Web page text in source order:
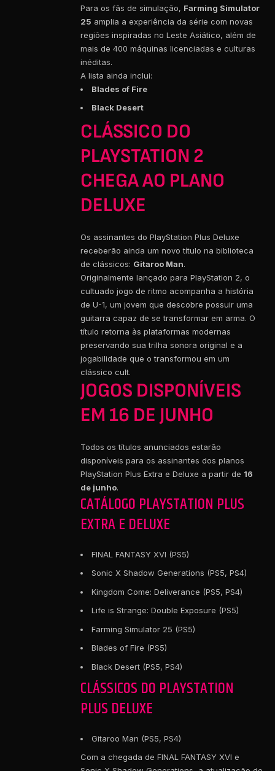
Para os fãs de simulação, Farming Simulator
25 amplia a experiência da série com novas
regiões inspiradas no Leste Asiático, além de
mais de 400 máquinas licenciadas e culturas
inéditas.
A lista ainda inclui:
Blades of Fire
Black Desert
CLÁSSICO DO
PLAYSTATION 2
CHEGA AO PLANO
DELUXE
Os assinantes do PlayStation Plus Deluxe
receberão ainda um novo título na biblioteca
de clássicos: Gitaroo Man.
Originalmente lançado para PlayStation 2, o
cultuado jogo de ritmo acompanha a história
de U-1, um jovem que descobre possuir uma
guitarra capaz de se transformar em arma. O
título retorna às plataformas modernas
preservando sua trilha sonora original e a
jogabilidade que o transformou em um
clássico cult.
JOGOS DISPONÍVEIS
EM 16 DE JUNHO
Todos os títulos anunciados estarão
disponíveis para os assinantes dos planos
PlayStation Plus Extra e Deluxe a partir de 16
de junho.
CATÁLOGO PLAYSTATION PLUS
EXTRA E DELUXE
FINAL FANTASY XVI (PS5)
Sonic X Shadow Generations (PS5, PS4)
Kingdom Come: Deliverance (PS5, PS4)
Life is Strange: Double Exposure (PS5)
Farming Simulator 25 (PS5)
Blades of Fire (PS5)
Black Desert (PS5, PS4)
CLÁSSICOS DO PLAYSTATION
PLUS DELUXE
Gitaroo Man (PS5, PS4)
Com a chegada de FINAL FANTASY XVI e